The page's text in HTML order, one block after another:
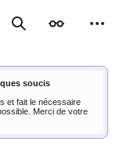
RechercherApparence
soucis
et fait le nécessaire
Merci de votre